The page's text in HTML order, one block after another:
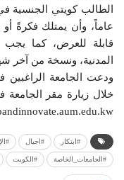
عاماً، وأن يمتلك فكرةً
قابلة للعرض، كما
المدنية، ونسخة من آخر
ودعت الجامعة
#ابتكار #اجيال
#الجامعات_الخاصة #الكويت